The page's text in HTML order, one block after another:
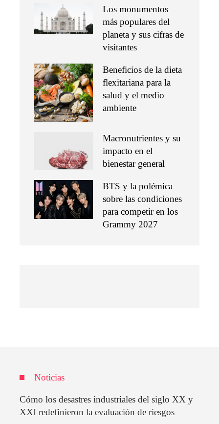
Los monumentos
más populares del
planeta y sus cifras de
visitantes
Beneficios de la dieta
flexitariana para la
salud y el medio
ambiente
Macronutrientes y su
impacto en el
bienestar general
BTS y la polémica
sobre las condiciones
para competir en los
Grammy 2027
Noticias
Cómo los desastres industriales del siglo XX y
XXI redefinieron la evaluación de riesgos